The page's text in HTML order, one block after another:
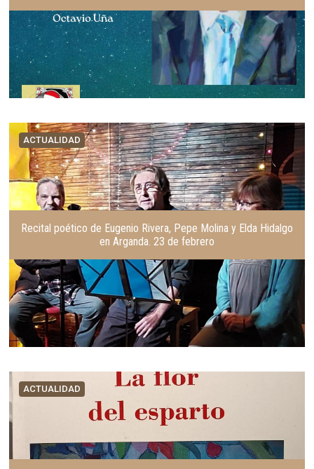
ACTUALIDAD
Recital poético de Eugenio Rivera, Pepe Molina y Elda Hidalgo
en Arganda. 23 de febrero
ACTUALIDAD